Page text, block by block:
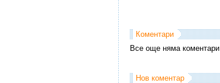
Коментари
Все още няма коментари
Нов коментар